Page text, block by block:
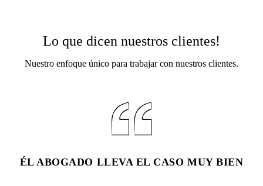
Lo que dicen nuestros clientes!
Nuestro enfoque único para trabajar con nuestros clientes.
ÉL ABOGADO LLEVA EL CASO MUY BIEN